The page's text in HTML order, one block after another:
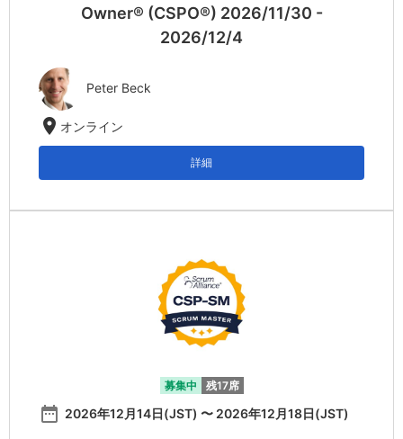
Owner® (CSPO®) 2026/11/30 -
2026/12/4
Peter Beck
location_on オンライン
詳細
募集中 残17席
date_range 2026年12月14日(JST) 〜 2026年12月18日(JST)